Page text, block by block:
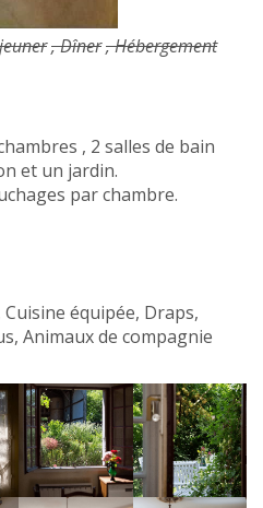
, Dîner, Hébergement
, 2 salles de bain
et un jardin.
par chambre.
équipée, Draps,
Animaux de compagnie